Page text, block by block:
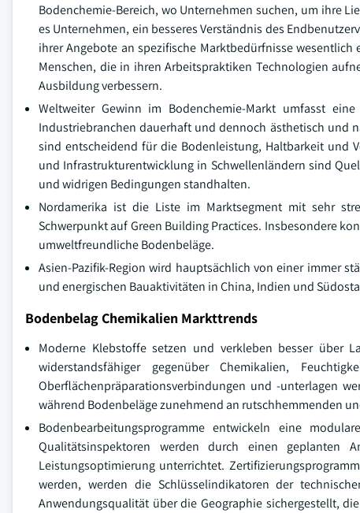
Bodenchemie-Bereich, wo Unternehmen suchen, um ihre
es Unternehmen, ein besseres Verständnis des
ihrer Angebote an spezifische Marktbedürfnisse
Menschen, die in ihren Arbeitspraktiken Technologien
Ausbildung verbessern.
Weltweiter Gewinn im Bodenchemie-Markt umfasst
Industriebranchen dauerhaft und dennoch ästhetisch und
sind entscheidend für die Bodenleistung, Haltbarkeit und
und Infrastrukturentwicklung in Schwellenländern sind
und widrigen Bedingungen standhalten.
Nordamerika ist die Liste im Marktsegment mit sehr
Schwerpunkt auf Green Building Practices. Insbesondere
umweltfreundliche Bodenbeläge.
Asien-Pazifik-Region wird hauptsächlich von einer immer
und energischen Bauaktivitäten in China, Indien und
Bodenbelag Chemikalien Markttrends
Moderne Klebstoffe setzen und verkleben besser über
widerstandsfähiger gegenüber Chemikalien,
Oberflächenpräparationsverbindungen und -unterlagen
während Bodenbeläge zunehmend an rutschhemmenden
Bodenbearbeitungsprogramme entwickeln eine
Qualitätsinspektoren werden durch einen geplanten
Leistungsoptimierung unterrichtet.
werden, werden die Schlüsselindikatoren der
Anwendungsqualität über die Geographie sichergestellt,